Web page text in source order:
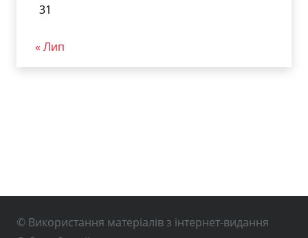
31
« Лип
© Використання матеріалів з інтернет-видання